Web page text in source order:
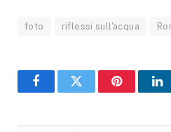
foto riflessi sull'acqua
Facebook
X Pinterest